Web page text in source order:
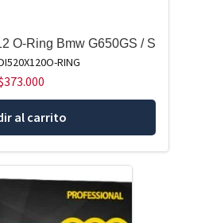
O-Ring Bmw G650GS / S
RING
373.000
al carrito